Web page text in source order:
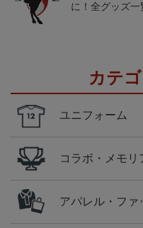
に！全グッズ一
カテ
ユニフォーム
コラボ・メモリ
アパレル・ファ